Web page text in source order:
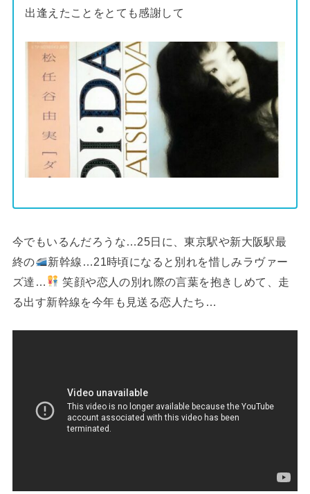
出逢えたことをとても感謝して
今でもいるんだろうな…25日に、東京駅や新大阪駅最
終の
新幹線…21時頃になると別れを惜しみラヴァー
ズ達…
笑顔や恋人の別れ際の言葉を抱きしめて、走
る出す新幹線を今年も見送る恋人たち…